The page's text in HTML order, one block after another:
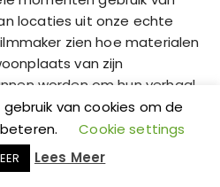
locaties uit onze echte
zien hoe materialen
van zijn
worden om hun verhaal
Dit is een
maar gelukkig voor
buitengewoon goed uit.
van cookies om de
Cookie settings
Lees Meer